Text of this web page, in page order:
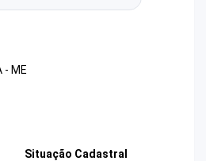
- ME
Situação Cadastral